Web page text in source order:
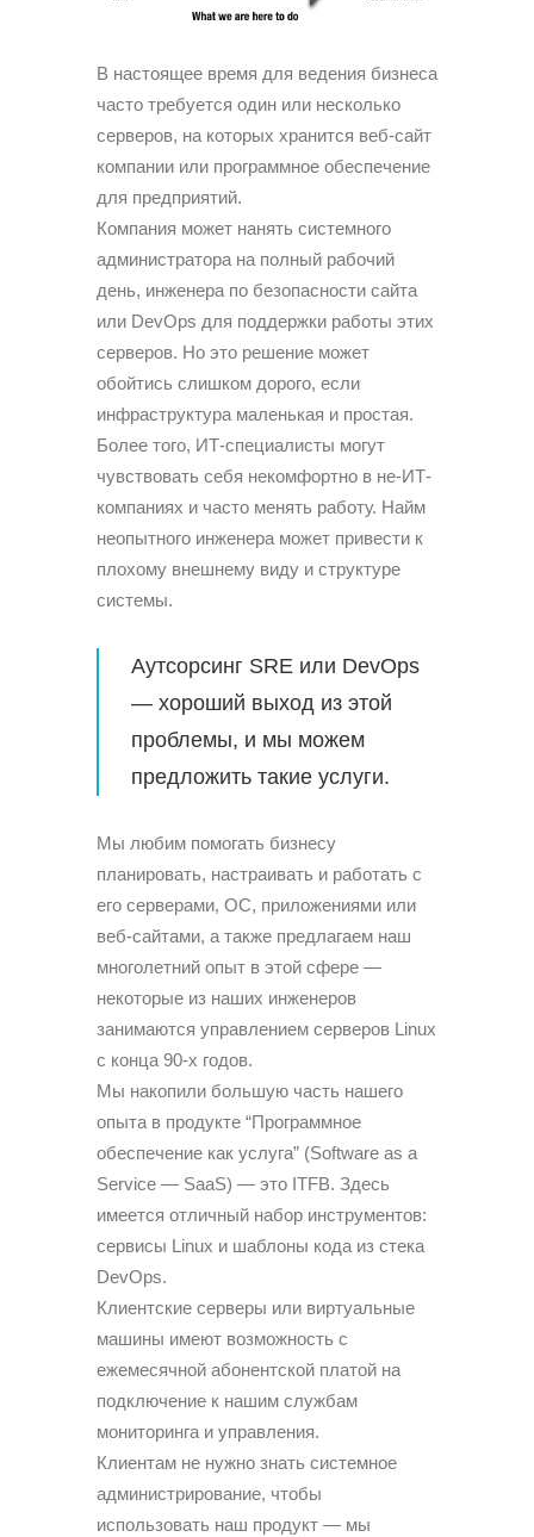
В настоящее время для ведения бизнеса
часто требуется один или несколько
серверов, на которых хранится веб-сайт
компании или программное обеспечение
для предприятий.
Компания может нанять системного
администратора на полный рабочий
день, инженера по безопасности сайта
или DevOps для поддержки работы этих
серверов. Но это решение может
обойтись слишком дорого, если
инфраструктура маленькая и простая.
Более того, ИТ-специалисты могут
чувствовать себя некомфортно в не-ИТ-
компаниях и часто менять работу. Найм
неопытного инженера может привести к
плохому внешнему виду и структуре
системы.
Аутсорсинг SRE или DevOps
— хороший выход из этой
проблемы, и мы можем
предложить такие услуги.
Мы любим помогать бизнесу
планировать, настраивать и работать с
его серверами, ОС, приложениями или
веб-сайтами, а также предлагаем наш
многолетний опыт в этой сфере —
некоторые из наших инженеров
занимаются управлением серверов Linux
с конца 90-х годов.
Мы накопили большую часть нашего
опыта в продукте “Программное
обеспечение как услуга” (Software as a
Service — SaaS) — это ITFB. Здесь
имеется отличный набор инструментов:
сервисы Linux и шаблоны кода из стека
DevOps.
Клиентские серверы или виртуальные
машины имеют возможность с
ежемесячной абонентской платой на
подключение к нашим службам
мониторинга и управления.
Клиентам не нужно знать системное
администрирование, чтобы
использовать наш продукт — мы